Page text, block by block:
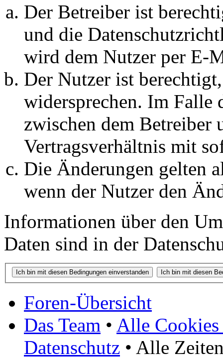
Der Betreiber ist
und die
wird dem Nutzer per E-
Der Nutzer ist
widersprechen. Im Falle
zwischen dem Betreiber
Vertragsverhältnis mit
Die Änderungen gelten
wenn der Nutzer den
Informationen über den
Daten sind in der
Foren-Übersicht
Das Team • Alle Cookies
Datenschutz • Alle